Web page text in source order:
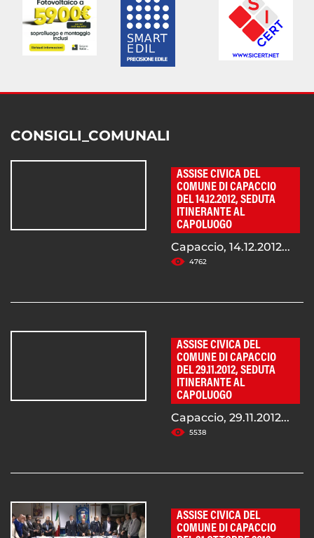
CONSIGLI_COMUNALI
ASSISE CIVICA DEL
COMUNE DI CAPACCIO
DEL 14.12.2012, SEDUTA
ITINERANTE AL
CAPOLUOGO
Capaccio, 14.12.2012...
4762
ASSISE CIVICA DEL
COMUNE DI CAPACCIO
DEL 29.11.2012, SEDUTA
ITINERANTE AL
CAPOLUOGO
Capaccio, 29.11.2012...
5538
ASSISE CIVICA DEL
COMUNE DI CAPACCIO